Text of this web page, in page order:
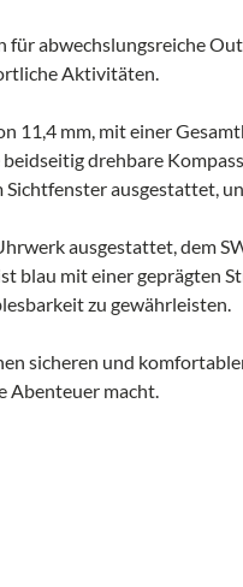
abwechslungsreiche
Aktivitäten.
mm, mit einer
drehbare
ausgestattet,
ausgestattet, dem
mit einer geprägten
zu gewährleisten.
sicheren und
Abenteuer macht.